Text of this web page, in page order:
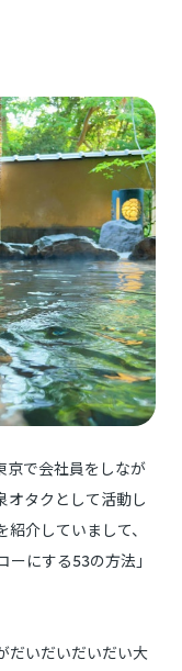
京で会社員をしなが
オタクとして活動し
介していまして、
にする53の方法」
だいだいだいだい大